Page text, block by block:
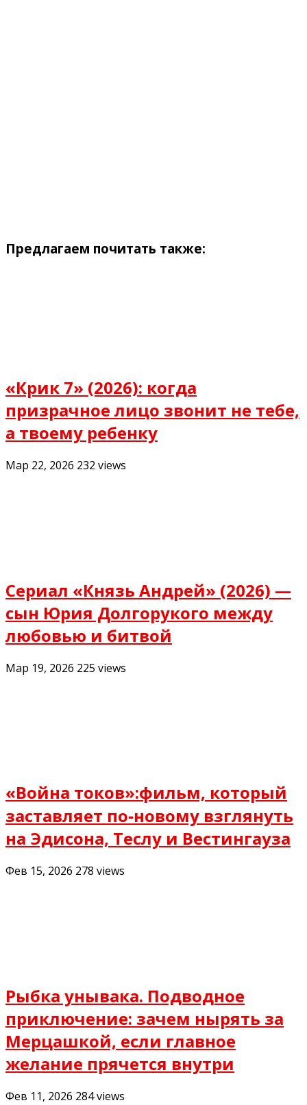
Предлагаем почитать также:
«Крик 7» (2026): когда
призрачное лицо звонит не тебе,
а твоему ребенку
Мар 22, 2026 232 views
Сериал «Князь Андрей» (2026) —
сын Юрия Долгорукого между
любовью и битвой
Мар 19, 2026 225 views
«Война токов»:фильм, который
заставляет по‑новому взглянуть
на Эдисона, Теслу и Вестингауза
Фев 15, 2026 278 views
Рыбка унывака. Подводное
приключение: зачем нырять за
Мерцашкой, если главное
желание прячется внутри
Фев 11, 2026 284views